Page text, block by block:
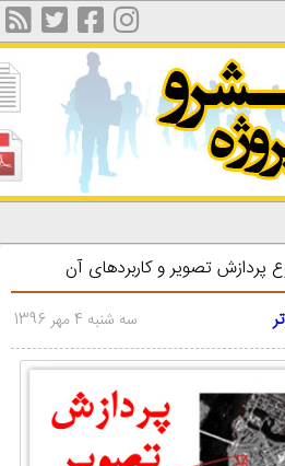
پردازش تصویر و کاربردهای آن
سه شنبه 4 مهر 1396